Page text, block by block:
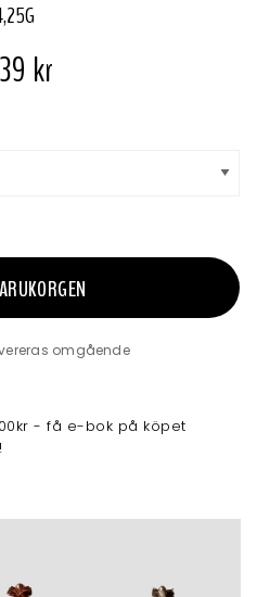
kr
omgående
- få e-bok på köpet